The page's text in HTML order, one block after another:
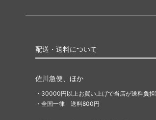
配送・送料について
佐川急便、ほか
・30000円以上お買い上げで当店が送料負担
・全国一律 送料800円